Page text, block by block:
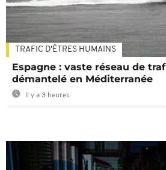
TRAFIC D'ÊTRES HUMAINS
Espagne : vaste réseau de
démantelé en Méditerranée
Il y a 3 heures